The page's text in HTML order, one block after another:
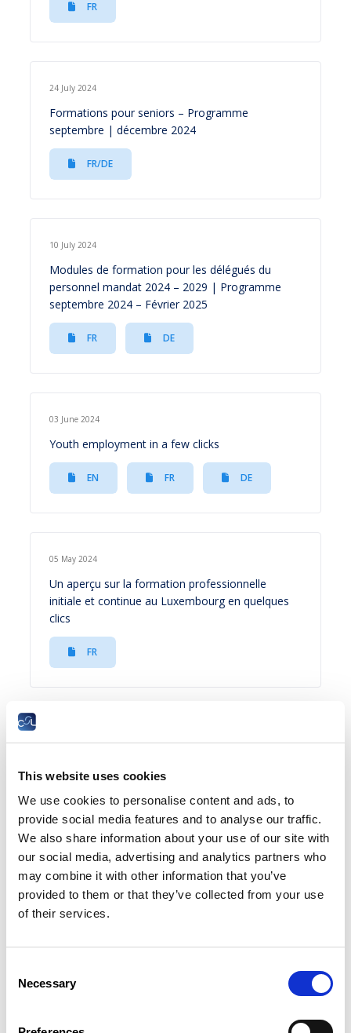
This website uses cookies
We use cookies to personalise content and ads, to
provide social media features and to analyse our traffic.
We also share information about your use of our site with
our social media, advertising and analytics partners who
may combine it with other information that you’ve
provided to them or that they’ve collected from your use
of their services.
Selection
Necessary
FR
24 July 2024
Formations pour seniors – Programme
septembre | décembre 2024
FR/DE
10 July 2024
Modules de formation pour les délégués du
personnel mandat 2024 – 2029 | Programme
septembre 2024 – Février 2025
FR DE
03 June 2024
Youth employment in a few clicks
EN FR DE
05 May 2024
Un aperçu sur la formation professionnelle
initiale et continue au Luxembourg en quelques
clics
FR
Résumé
18 March 2024
Séminaires en un coup d’œil – Programme 2024